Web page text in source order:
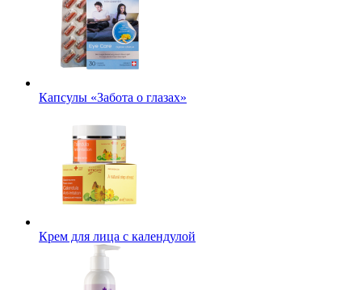
Капсулы «Забота о глазах»
Крем для лица с календулой